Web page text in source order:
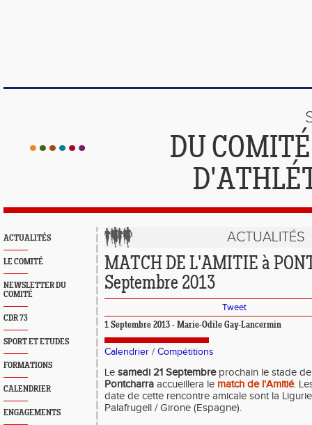
DU
ACTUALITÉS
LE COMITÉ
NEWSLETTER DU
COMITÉ
CDR 73
SPORT ET ETUDES
FORMATIONS
CALENDRIER
ENGAGEMENTS
ACTUALITÉS
MATCH DE L'AMITIE à
Septembre 2013
Tweet
1 Septembre 2013 - Marie-Odile Gay-Lancermin
Calendrier / Compétitions
Le samedi 21 Septembreprochain le stade
Pontcharra accueillera le match de l'Amitié.
date de cette rencontre amicale sont la
Palafrugell / Girone (Espagne).